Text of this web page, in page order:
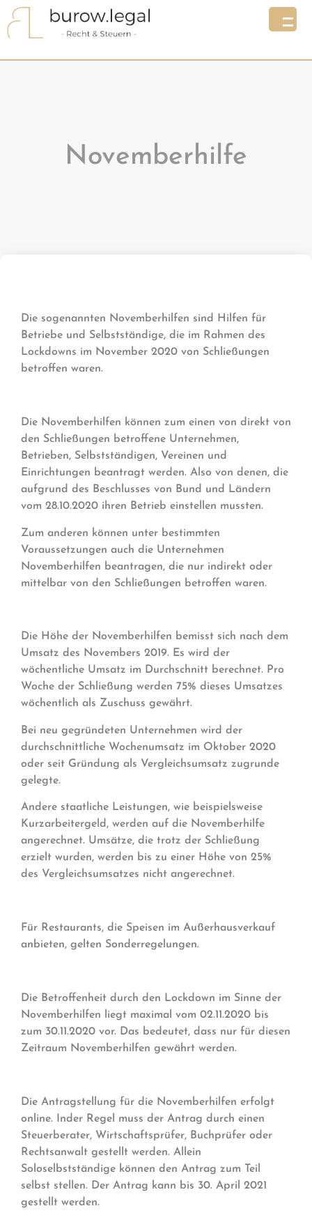
Novemberhilfe
Die sogenannten Novemberhilfen sind Hilfen für
Betriebe und Selbstständige, die im Rahmen des
Lockdowns im November 2020 von Schließungen
betroffen waren.
Die Novemberhilfen können zum einen von direkt von
den Schließungen betroffene Unternehmen,
Betrieben, Selbstständigen, Vereinen und
Einrichtungen beantragt werden. Also von denen, die
aufgrund des Beschlusses von Bund und Ländern
vom 28.10.2020 ihren Betrieb einstellen mussten.
Zum anderen können unter bestimmten
Voraussetzungen auch die Unternehmen
Novemberhilfen beantragen, die nur indirekt oder
mittelbar von den Schließungen betroffen waren.
Die Höhe der Novemberhilfen bemisst sich nach dem
Umsatz des Novembers 2019. Es wird der
wöchentliche Umsatz im Durchschnitt berechnet. Pro
Woche der Schließung werden 75% dieses Umsatzes
wöchentlich als Zuschuss gewährt.
Bei neu gegründeten Unternehmen wird der
durchschnittliche Wochenumsatz im Oktober 2020
oder seit Gründung als Vergleichsumsatz zugrunde
gelegte.
Andere staatliche Leistungen, wie beispielsweise
Kurzarbeitergeld, werden auf die Novemberhilfe
angerechnet. Umsätze, die trotz der Schließung
erzielt wurden, werden bis zu einer Höhe von 25%
des Vergleichsumsatzes nicht angerechnet.
Für Restaurants, die Speisen im Außerhausverkauf
anbieten, gelten Sonderregelungen.
Die Betroffenheit durch den Lockdown im Sinne der
Novemberhilfen liegt maximal vom 02.11.2020 bis
zum 30.11.2020 vor. Das bedeutet, dass nur für diesen
Zeitraum Novemberhilfen gewährt werden.
Die Antragstellung für die Novemberhilfen erfolgt
online. Inder Regel muss der Antrag durch einen
Steuerberater, Wirtschaftsprüfer, Buchprüfer oder
Rechtsanwalt gestellt werden. Allein
Soloselbstständige können den Antrag zum Teil
selbst stellen. Der Antrag kann bis 30. April 2021
gestellt werden.